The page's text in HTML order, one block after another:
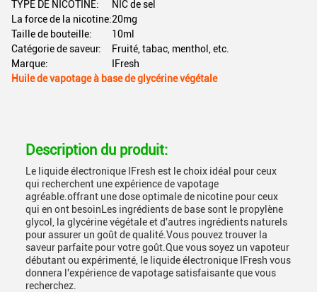
TYPE DE NICOTINE:
NIC de sel
La force de la nicotine:20mg
Taille de bouteille:
10ml
Catégorie de saveur:
Fruité, tabac, menthol, etc.
Marque:
IFresh
Huile de vapotage à base de glycérine végétale
Description du produit:
Le liquide électronique IFresh est le choix idéal pour ceux
qui recherchent une expérience de vapotage
agréable.offrant une dose optimale de nicotine pour ceux
qui en ont besoinLes ingrédients de base sont le propylène
glycol, la glycérine végétale et d'autres ingrédients naturels
pour assurer un goût de qualité.Vous pouvez trouver la
saveur parfaite pour votre goût.Que vous soyez un vapoteur
débutant ou expérimenté, le liquide électronique IFresh vous
donnera l'expérience de vapotage satisfaisante que vous
recherchez.